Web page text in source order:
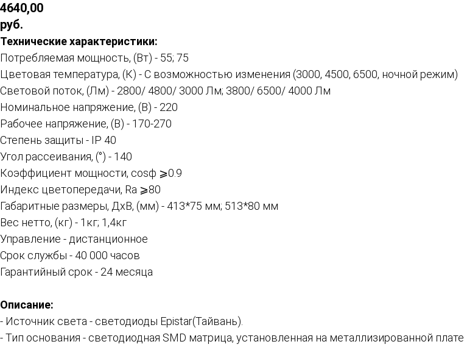
4640,00
руб.
Технические характеристики:
Потребляемая мощность, (Вт) - 55; 75
Цветовая температура, (К) - С возможностью изменения (3000, 4500, 6500, ночной режим)
Световой поток, (Лм) - 2800/ 4800/ 3000 Лм; 3800/ 6500/ 4000 Лм
Номинальное напряжение, (В) - 220
Рабочее напряжение, (В) - 170-270
Степень защиты - IP 40
Угол рассеивания, (°) - 140
Коэффициент мощности, cosϕ ⩾0.9
Индекс цветопередачи, Ra ⩾80
Габаритные размеры, ДхВ, (мм) - 413*75 мм; 513*80 мм
Вес нетто, (кг) - 1кг; 1,4кг
Управление - дистанционное
Срок службы - 40 000 часов
Гарантийный срок - 24 месяца
Описание:
- Источник света - светодиоды Epistar(Тайвань).
- Тип основания - светодиодная SMD матрица, установленная на металлизированной плате.